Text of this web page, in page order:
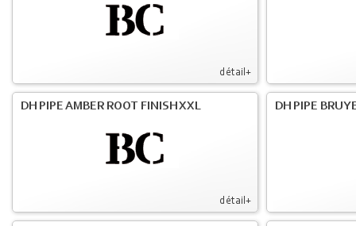
détail+
détail+
DH PIPE AMBER ROOT FINISH XXL DH PIPE